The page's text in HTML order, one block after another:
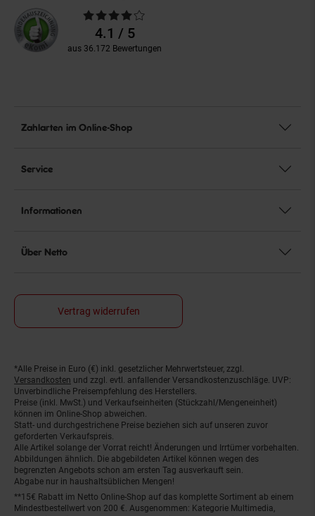
Durchschnittliche
Bewertungen4.1 / 5
aus 36.172 Bewertungen
Zahlarten im Online-Shop
Service
Informationen
Über Netto
Vertrag widerrufen
Fußnoten
*Alle Preise in Euro (€) inkl. gesetzlicher Mehrwertsteuer, zzgl.
Versandkosten und zzgl. evtl. anfallender Versandkostenzuschläge. UVP:
Unverbindliche Preisempfehlung des Herstellers.
Preise (inkl. MwSt.) und Verkaufseinheiten (Stückzahl/Mengeneinheit)
können im Online-Shop abweichen.
Statt- und durchgestrichene Preise beziehen sich auf unseren zuvor
geforderten Verkaufspreis.
Alle Artikel solange der Vorrat reicht! Änderungen und Irrtümer vorbehalten.
Abbildungen ähnlich. Die abgebildeten Artikel können wegen des
begrenzten Angebots schon am ersten Tag ausverkauft sein.
Abgabe nur in haushaltsüblichen Mengen!
**15€ Rabatt im Netto Online-Shop auf das komplette Sortiment ab einem
Mindestbestellwert von 200 €. Ausgenommen: Kategorie Multimedia,